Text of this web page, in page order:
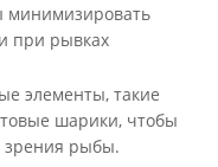
минимизировать
при рывках
элементы, такие
шарики, чтобы
зрения рыбы.